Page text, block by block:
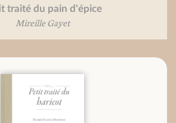
traité du pain d'épice
Mireille Gayet